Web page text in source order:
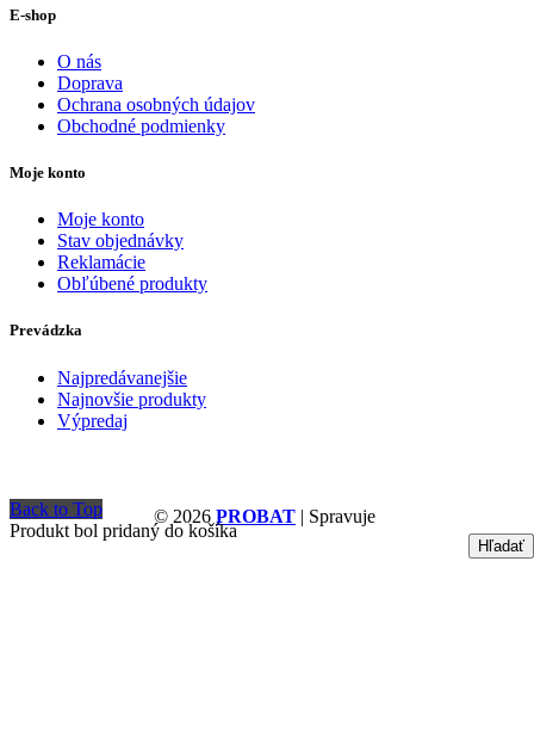
E-shop
O nás
Doprava
Ochrana osobných údajov
Obchodné podmienky
Moje konto
Moje konto
Stav objednávky
Reklamácie
Obľúbené produkty
Prevádzka
Najpredávanejšie
Najnovšie produkty
Výpredaj
© 2026 PROBAT | Spravuje
Back to Top
Produkt bol pridaný do košíka